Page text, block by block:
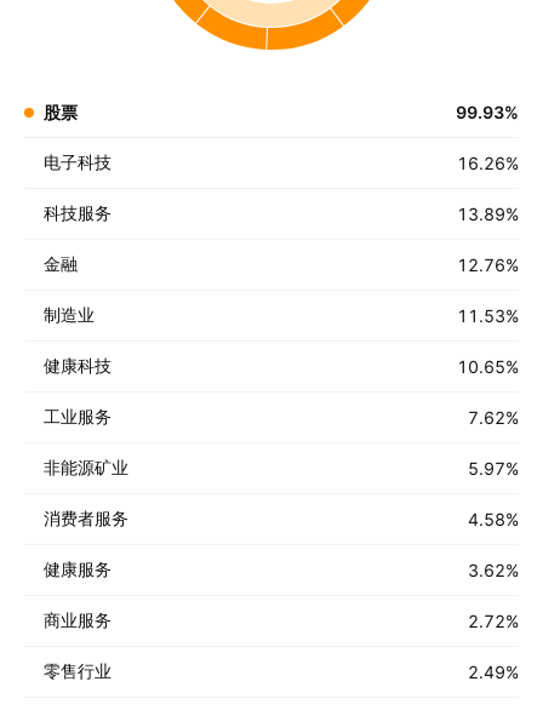
股票 99.93%
电子科技 16.26%
科技服务 13.89%
金融 12.76%
制造业 11.53%
健康科技 10.65%
工业服务 7.62%
非能源矿业 5.97%
消费者服务 4.58%
健康服务 3.62%
商业服务 2.72%
零售行业 2.49%